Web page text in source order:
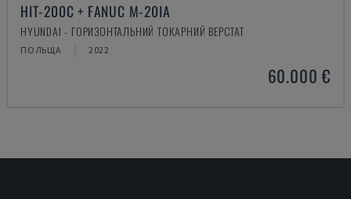
HIT-200C + FANUC M-20IA
HYUNDAI - ГОРИЗОНТАЛЬНИЙ ТОКАРНИЙ ВЕРСТАТ
ПОЛЬЩА 2022
60.000 €